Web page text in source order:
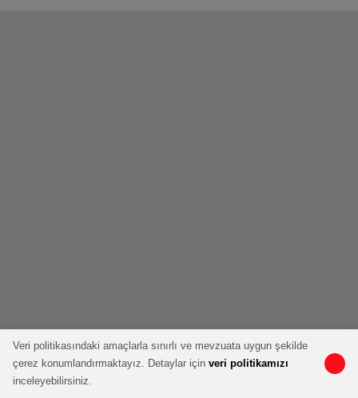
Veri politikasındaki amaçlarla sınırlı ve mevzuata uygun şekilde
çerez konumlandırmaktayız. Detaylar için veri politikamızı
inceleyebilirsiniz.